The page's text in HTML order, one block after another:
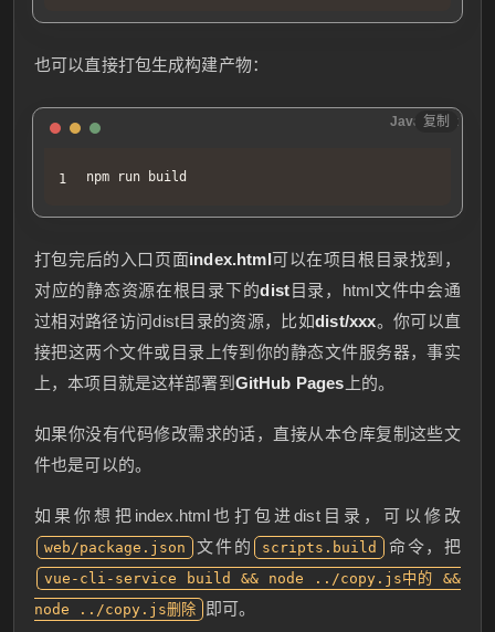
也可以直接打包生成构建产物：
npm run build
复制
JavaScript
打包完后的入口页面index.html可以在项目根目录找到，
对应的静态资源在根目录下的dist 目录，html文件中会通
过相对路径访问dist目录的资源，比如dist/xxx。你可以直
接把这两个文件或目录上传到你的静态文件服务器，事实
上，本项目就是这样部署到 GitHub Pages 上的。
如果你没有代码修改需求的话，直接从本仓库复制这些文
件也是可以的。
如果你想把index.html也打包进dist目录，可以修改
web/package.json 文件的 scripts.build 命令，把
vue-cli-service build && node ../copy.js中的 &&
node ../copy.js删除
即可。